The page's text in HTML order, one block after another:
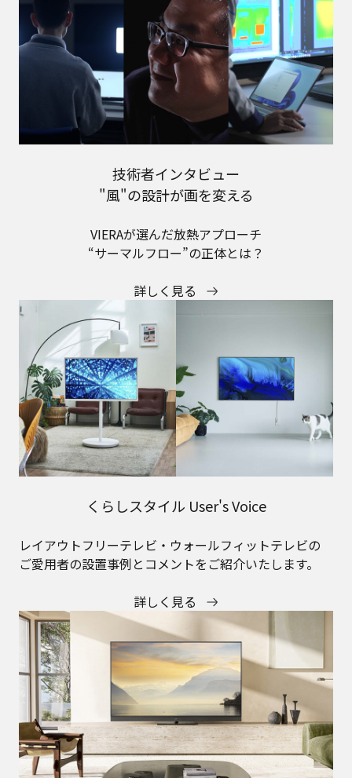
技術者インタビュー
"風"の設計が画を変える
VIERAが選んだ放熱アプローチ
“サーマルフロー”の正体とは？
詳しく見る
くらしスタイル User's Voice
レイアウトフリーテレビ・ウォールフィットテレビの
ご愛用者の設置事例とコメントをご紹介いたします。
詳しく見る